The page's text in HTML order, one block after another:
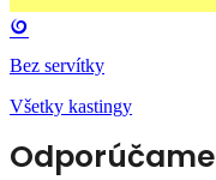
Bez servítky
Všetky kastingy
Odporúčame